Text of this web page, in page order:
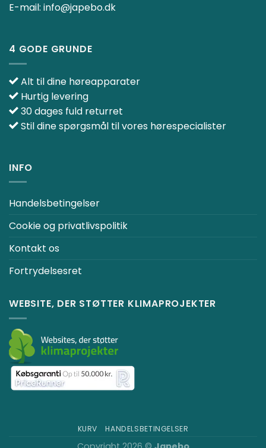
E-mail: info@japebo.dk
4 GODE GRUNDE
Alt til dine høreapparater
Hurtig levering
30 dages fuld returret
Stil dine spørgsmål til vores hørespecialister
INFO
Handelsbetingelser
Cookie og privatlivspolitik
Kontakt os
Fortrydelsesret
WEBSITE, DER STØTTER KLIMAPROJEKTER
KURV HANDELSBETINGELSER